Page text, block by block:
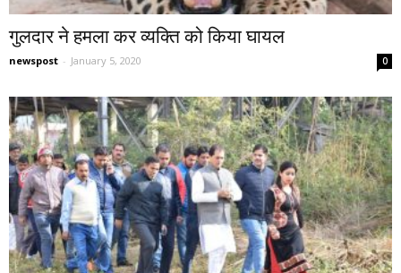
गुलदार ने हमला कर व्यक्ति को किया घायल
newspost - January 5, 2020 0